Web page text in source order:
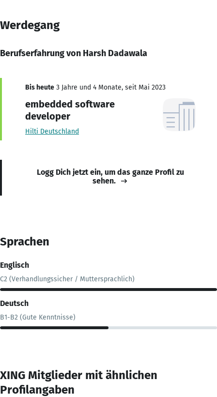
Werdegang
Berufserfahrung von Harsh Dadawala
Bis heute 3 Jahre und 4 Monate, seit Mai 2023
embedded software
developer
Hilti Deutschland
Logg Dich jetzt ein, um das ganze Profil zu
sehen.
Sprachen
Englisch
C2 (Verhandlungssicher / Muttersprachlich)
Deutsch
B1-B2 (Gute Kenntnisse)
XING Mitglieder mit ähnlichen
Profilangaben